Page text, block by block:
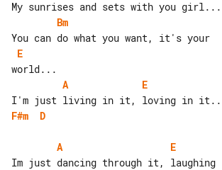
Bm
E
A
E
F#m
D
A
E